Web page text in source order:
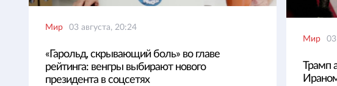
Мир 03 августа, 20:24
«Гарольд, скрывающий боль» во главе
рейтинга: венгры выбирают нового
президента в соцсетях
Мир 03
Трамп